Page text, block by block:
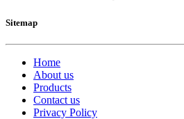
Sitemap
Home
About us
Products
Contact us
Privacy Policy